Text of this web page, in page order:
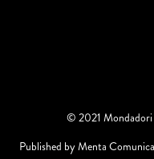
© 2021 Mondadori
Published by Menta